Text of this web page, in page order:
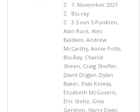
7. November 2021
Blu-ray
3.5 von 5 Punkten,
Alan Ruck, Alec
Baldwin, Andrew
McCarthy, Annie Potts,
Blu-Ray, Charlie
Sheen, Craig Sheffer,
David DUgan, Dylan
Baker, Elias Koteas,
Elizabeth McGovern,
Eric Stoltz, Gina
Gershon, Harry Dean